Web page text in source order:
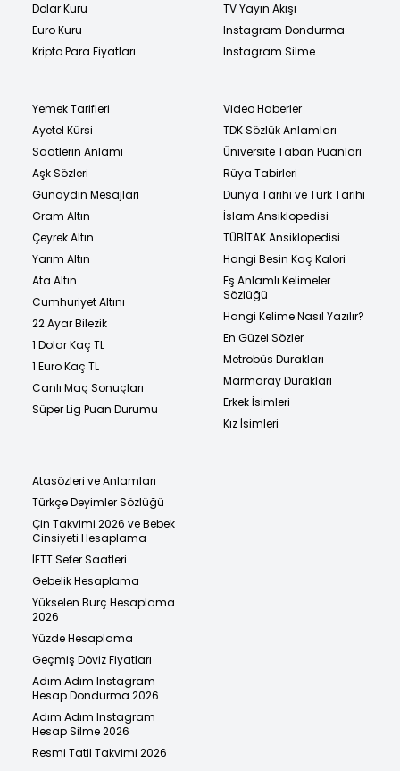
Dolar Kuru
Euro Kuru
Kripto Para Fiyatları
TV Yayın Akışı
Instagram Dondurma
Instagram Silme
Yemek Tarifleri
Ayetel Kürsi
Saatlerin Anlamı
Aşk Sözleri
Günaydın Mesajları
Gram Altın
Çeyrek Altın
Yarım Altın
Ata Altın
Cumhuriyet Altını
22 Ayar Bilezik
1 Dolar Kaç TL
1 Euro Kaç TL
Canlı Maç Sonuçları
Süper Lig Puan Durumu
Video Haberler
TDK Sözlük Anlamları
Üniversite Taban Puanları
Rüya Tabirleri
Dünya Tarihi ve Türk Tarihi
İslam Ansiklopedisi
TÜBİTAK Ansiklopedisi
Hangi Besin Kaç Kalori
Eş Anlamlı Kelimeler
Sözlüğü
Hangi Kelime Nasıl Yazılır?
En Güzel Sözler
Metrobüs Durakları
Marmaray Durakları
Erkek İsimleri
Kız İsimleri
Atasözleri ve Anlamları
Türkçe Deyimler Sözlüğü
Çin Takvimi 2026 ve Bebek
Cinsiyeti Hesaplama
İETT Sefer Saatleri
Gebelik Hesaplama
Yükselen Burç Hesaplama
2026
Yüzde Hesaplama
Geçmiş Döviz Fiyatları
Adım Adım Instagram
Hesap Dondurma 2026
Adım Adım Instagram
Hesap Silme 2026
Resmi Tatil Takvimi 2026